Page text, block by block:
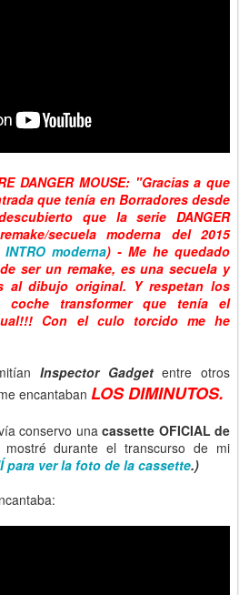
DANGER MOUSE: "Gracias a que
que tenía en Borradores desde
que la serie DANGER
secuela moderna del 2015
moderna) - Me he quedado
ser un remake, es una secuela y
al dibujo original. Y respetan los
transformer que tenía el
Con el culo torcido me he
Inspector Gadgetentre otros
encantaban LOS DIMINUTOS.
conservo unacassette OFICIAL de
durante el transcurso de mi
para ver la foto de la cassette.)